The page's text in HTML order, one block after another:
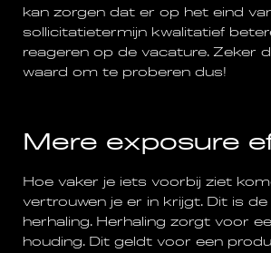
kan zorgen dat er op het eind
sollicitatietermijn kwalitatief
reageren op de vacature. Zeker
waard om te proberen dus!
Mere exposure
Hoe vaker je iets voorbij ziet
vertrouwen je er in krijgt. Dit is
herhaling. Herhaling zorgt voor
houding. Dit geldt voor een